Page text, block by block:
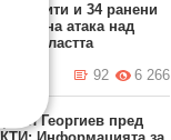
убити и 34 ранени
нощна атака над
и областта
6 266
92
Георгиев пред